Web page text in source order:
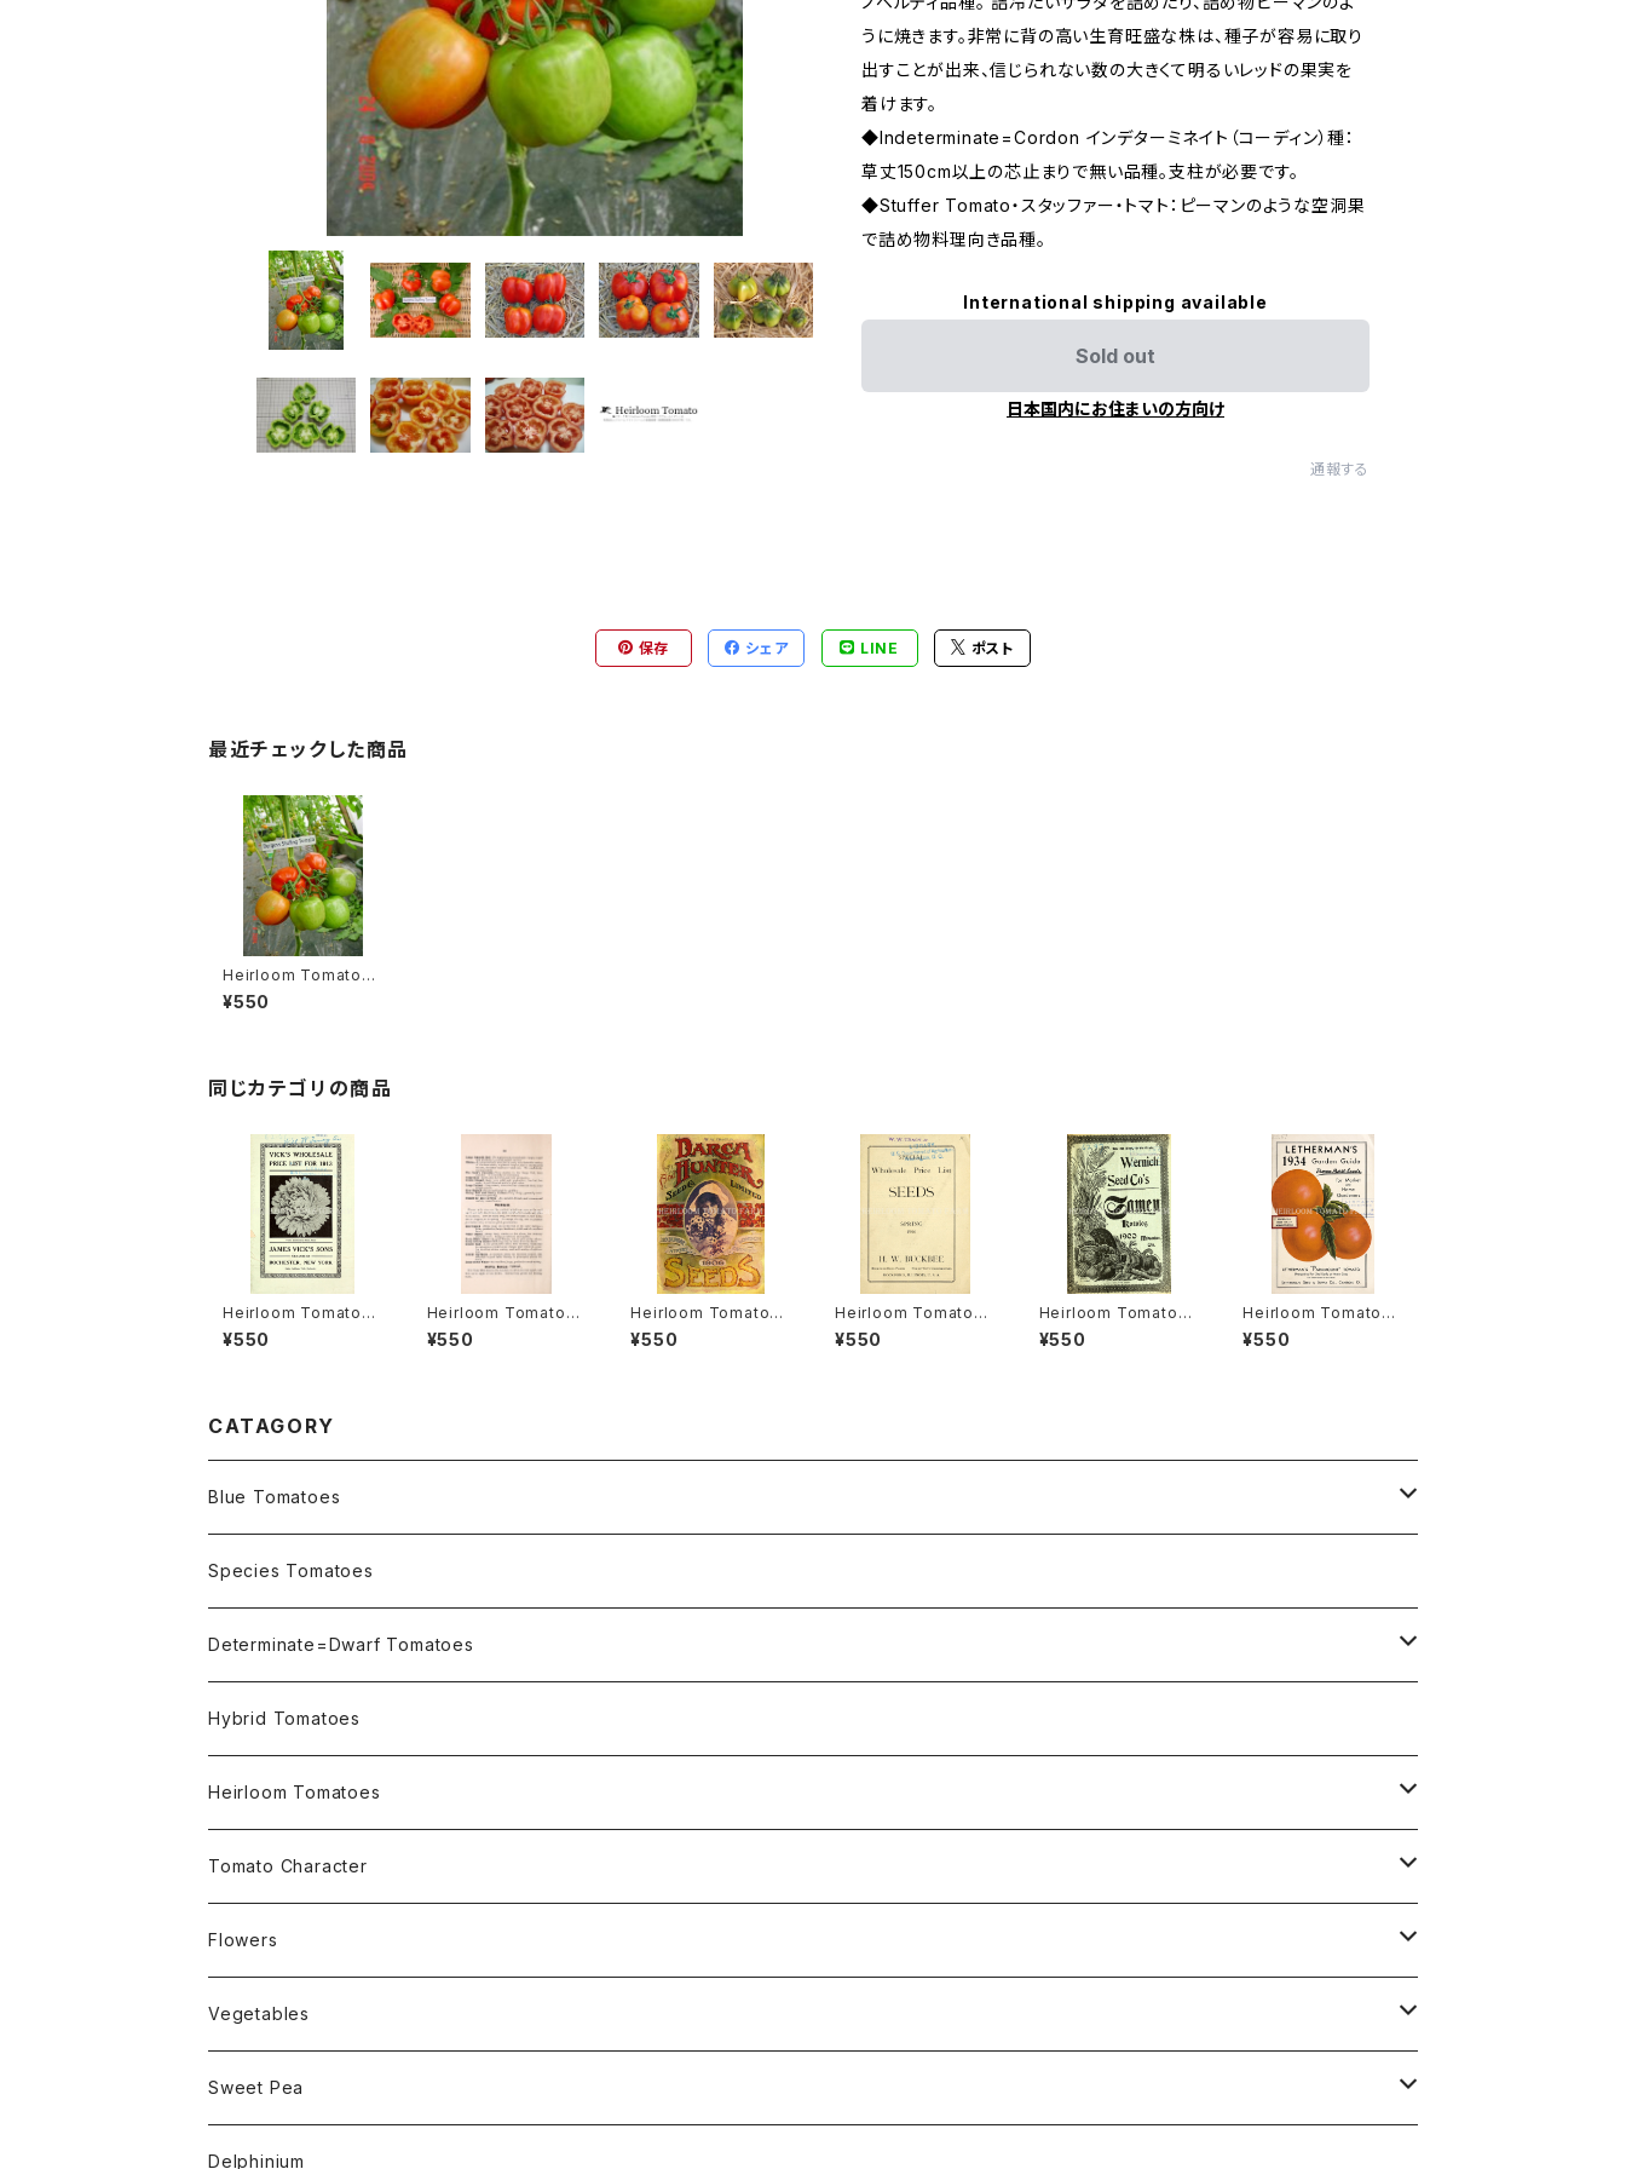
うに焼きます。非常に背の高い生育旺盛な株は、種子が容易に取り
出すことが出来、信じられない数の大きくて明るいレッドの果実を
着けます。
◆Indeterminate=Cordon インデターミネイト（コーディン）種：
草丈150cm以上の芯止まりで無い品種。支柱が必要です。
◆Stuffer Tomato・スタッファー・トマト：ピーマンのような空洞果
で詰め物料理向き品種。
International shipping available
Sold out
日本国内にお住まいの方向け
通報する
保存 シェア LINE ポスト
最近チェックした商品
Heirloom Tomato®
Burgess Stuffing エ
アルーム・トマト・バーゲ
¥550
同じカテゴリの商品
Heirloom Tomato®
Livingston's Crimso
n Globe エアルーム・
¥550
Heirloom Tomato®
Cedar Hill エアルー
ム・トマト・セダー・ヒル
¥550
Heirloom Tomato®
Canada Pride エアル
ーム・トマト・カナダ・プ
¥550
Heirloom Tomato®
Livingston's Crimso
n Cushion エアルー
¥550
Heirloom Tomato®
Livingston's Boufo
mmenheir エアルー
¥550
Heirloom Tomato®
Lethermans' Param
ount エアルーム・トマ
¥550
CATAGORY
Blue Tomatoes
OSU INDIGO Series
Not OSU Blue Tomatoes
Species Tomatoes
Determinate=Dwarf Tomatoes
Micro Determinate 10cm~30cm
Small Determinate 30cm~50cm
Medium Determinate 50~100cm
Large Determinate 100~150cm
Semi Indeterminate ~150cm
Hybrid Tomatoes
Heirloom Tomatoes
Amber Heirloom Tomatoes
Bi-Color Heirloom Tomatoes
Black Heirloom Tomatoes
Colorful Heirloom Tomatoes
Crimson Heirloom Tomatoes
Tomato Character
Culinary Uses
For Canning
For Dry
Disease Resistance
Alternaria Blight
Alternaria Stem Canker
Disorders Resitance
Cold 耐寒性
Flesh or Inside
Flowers
Nasturtium・ナスターチウム
Vegetables
Amaranthus・アマランサス
Artichoke・アーチチョーク
Sweet Pea
Dwarf・ドワーフ
Delphinium